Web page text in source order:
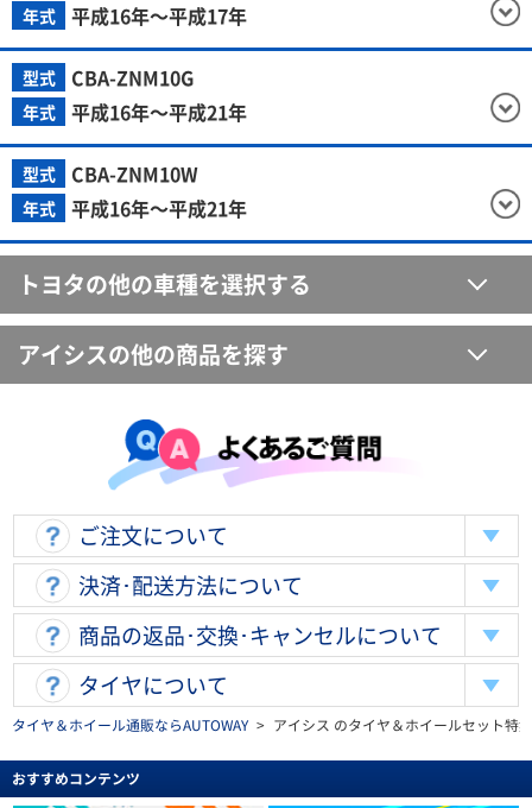
年式 平成16年～平成17年
型式 CBA-ZNM10G
年式 平成16年～平成21年
型式 CBA-ZNM10W
年式 平成16年～平成21年
トヨタの他の車種を選択する
アイシスの他の商品を探す
ご注文について
決済･配送方法について
商品の返品･交換･キャンセルについて
タイヤについて
タイヤ＆ホイール通販ならAUTOWAY > アイシス のタイヤ＆ホイールセット特集
おすすめコンテンツ